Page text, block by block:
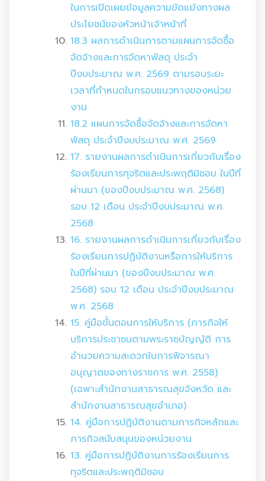
ในการเปิดเผยข้อมูลความขัดแย้งทางผล
ประโยชน์ของหัวหน้าเจ้าหน้าที่
18.3 ผลการดำเนินการตามแผนการจัดซื้อ
จัดจ้างและการจัดหาพัสดุ ประจำ
ปีงบประมาณ พ.ศ. 2569 ตามรอบระยะ
เวลาที่กำหนดในกรอบแนวทางของหน่วย
งาน
18.2 แผนการจัดซื้อจัดจ้างและการจัดหา
พัสดุ ประจำปีงบประมาณ พ.ศ. 2569
17. รายงานผลการดำเนินการเกี่ยวกับเรื่อง
ร้องเรียนการทุจริตและประพฤติมิชอบ ในปีที่
ผ่านมา (ของปีงบประมาณ พ.ศ. 2568)
รอบ 12 เดือน ประจำปีงบประมาณ พ.ศ.
2568
16. รายงานผลการดำเนินการเกี่ยวกับเรื่อง
ร้องเรียนการปฏิบัติงานหรือการให้บริการ
ในปีที่ผ่านมา (ของปีงบประมาณ พ.ศ.
2568) รอบ 12 เดือน ประจำปีงบประมาณ
พ.ศ. 2568
15. คู่มือขั้นตอนการให้บริการ (ภารกิจให้
บริการประชาชนตามพระราชบัญญัติ การ
อำนวยความสะดวกในการพิจารณา
อนุญาตของทางราชการ พ.ศ. 2558)
(เฉพาะสำนักงานสาธารณสุขจังหวัด และ
สำนักงานสาธารณสุขอำเภอ)
14. คู่มือการปฏิบัติงานตามภารกิจหลักและ
ภารกิจสนับสนุนของหน่วยงาน
13. คู่มือการปฏิบัติงานการร้องเรียนการ
ทุจริตและประพฤติมิชอบ